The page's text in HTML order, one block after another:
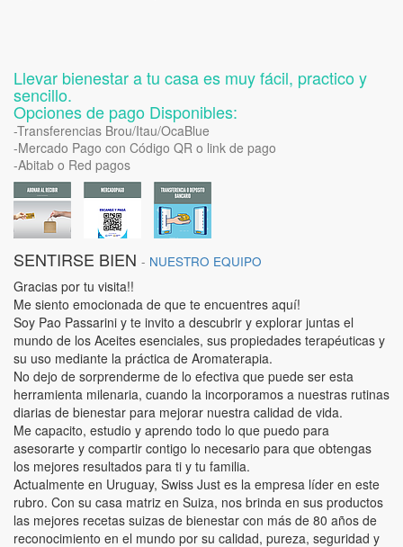
Llevar bienestar a tu casa es muy fácil, practico y
sencillo.
Opciones de pago Disponibles:
-Transferencias Brou/Itau/OcaBlue
-Mercado Pago con Código QR o link de pago
-Abitab o Red pagos
SENTIRSE BIEN - NUESTRO EQUIPO
Gracias por tu visita!!
Me siento emocionada de que te encuentres aquí!
Soy Pao Passarini y te invito a descubrir y explorar juntas el
mundo de los Aceites esenciales, sus propiedades terapéuticas y
su uso mediante la práctica de Aromaterapia.
No dejo de sorprenderme de lo efectiva que puede ser esta
herramienta milenaria, cuando la incorporamos a nuestras rutinas
diarias de bienestar para mejorar nuestra calidad de vida.
Me capacito, estudio y aprendo todo lo que puedo para
asesorarte y compartir contigo lo necesario para que obtengas
los mejores resultados para ti y tu familia.
Actualmente en Uruguay, Swiss Just es la empresa líder en este
rubro. Con su casa matriz en Suiza, nos brinda en sus productos
las mejores recetas suizas de bienestar con más de 80 años de
reconocimiento en el mundo por su calidad, pureza, seguridad y